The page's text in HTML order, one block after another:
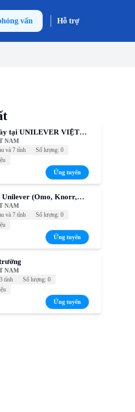
vấn Hỗ trợ
tại UNILEVER VIỆT
NAM
và 7 tỉnh
Số lượng: 0
Ứng tuyển
Unilever (Omo, Knorr,
NAM
và 7 tỉnh
Số lượng: 0
Ứng tuyển
NAM
tỉnh
Số lượng: 0
Ứng tuyển